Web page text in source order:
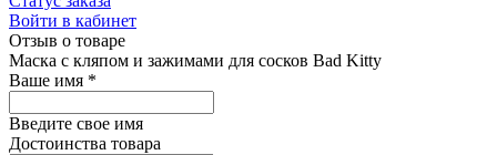
Войти в кабинет
Отзыв о товаре
Маска с кляпом и зажимами для сосков Bad Kitty
Ваше имя *
Введите свое имя
Достоинства товара